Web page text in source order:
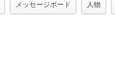
メッセージボード 人物